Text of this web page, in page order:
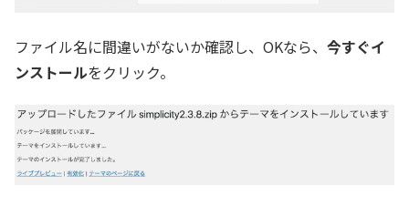
ファイル名に間違いがないか確認し、OKなら、 今すぐイ
ンストールをクリック。